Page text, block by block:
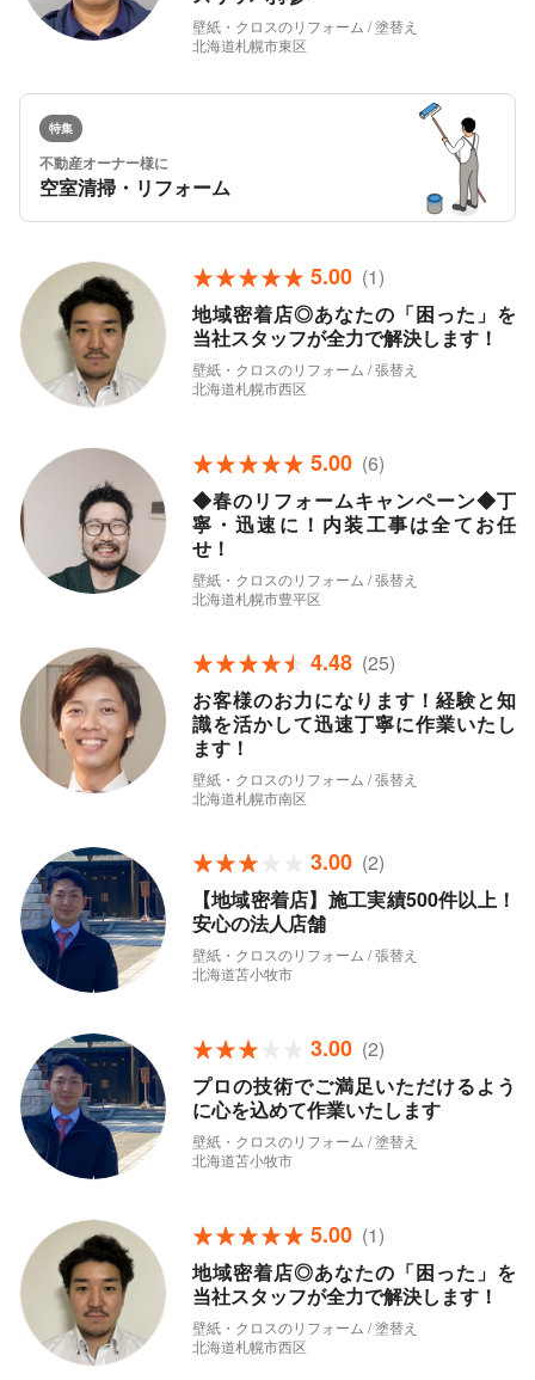
壁紙・クロスのリフォーム / 塗替え
北海道札幌市東区
特集
不動産オーナー様に
空室清掃・リフォーム
5.00 (1)
地域密着店◎あなたの「困った」を
当社スタッフが全力で解決します！
壁紙・クロスのリフォーム / 張替え
北海道札幌市西区
5.00 (6)
◆春のリフォームキャンペーン◆丁
寧・迅速に！内装工事は全てお任
せ！
壁紙・クロスのリフォーム / 張替え
北海道札幌市豊平区
4.48 (25)
お客様のお力になります！経験と知
識を活かして迅速丁寧に作業いたし
ます！
壁紙・クロスのリフォーム / 張替え
北海道札幌市南区
3.00 (2)
【地域密着店】施工実績500件以上！
安心の法人店舗
壁紙・クロスのリフォーム / 張替え
北海道苫小牧市
3.00 (2)
プロの技術でご満足いただけるよう
に心を込めて作業いたします
壁紙・クロスのリフォーム / 塗替え
北海道苫小牧市
5.00 (1)
地域密着店◎あなたの「困った」を
当社スタッフが全力で解決します！
壁紙・クロスのリフォーム / 塗替え
北海道札幌市西区